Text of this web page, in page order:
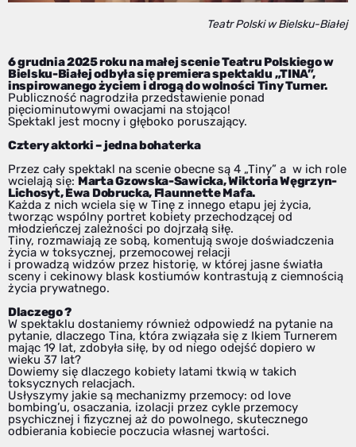
Teatr Polski w Bielsku-Białej
6 grudnia 2025 roku na małej scenie Teatru Polskiego w
Bielsku-Białej odbyła się premiera spektaklu „TINA”,
inspirowanego życiem i drogą do wolności Tiny Turner.
Publiczność nagrodziła przedstawienie ponad
pięciominutowymi owacjami na stojąco!
Spektakl jest mocny i głęboko poruszający.
Cztery aktorki – jedna bohaterka
Przez cały spektakl na scenie obecne są 4 „Tiny” a w ich role
wcielają się: Marta Gzowska-Sawicka, Wiktoria Węgrzyn-
Lichosyt,Ewa Dobrucka, Flaunnette Mafa.
Każda z nich wciela się w Tinę z innego etapu jej życia,
tworząc wspólny portret kobiety przechodzącej od
młodzieńczej zależności po dojrzałą siłę.
Tiny, rozmawiają ze sobą, komentują swoje doświadczenia
życia w toksycznej, przemocowej relacji
i prowadzą widzów przez historię, w której jasne światła
sceny i cekinowy blask kostiumów kontrastują z ciemnością
życia prywatnego.
Dlaczego ?
W spektaklu dostaniemy również odpowiedź na pytanie na
pytanie, dlaczego Tina, która związała się z Ikiem Turnerem
mając 19 lat, zdobyła siłę, by od niego odejść dopiero w
wieku 37 lat?
Dowiemy się dlaczego kobiety latami tkwią w takich
toksycznych relacjach.
Usłyszymy jakie są mechanizmy przemocy: od love
bombing’u, osaczania, izolacji przez cykle przemocy
psychicznej i fizycznej aż do powolnego, skutecznego
odbierania kobiecie poczucia własnej wartości.